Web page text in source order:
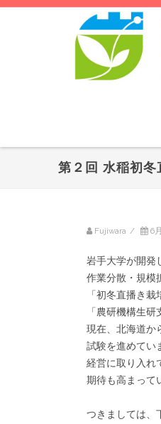
第２回 水稲初冬
Fujiwara / 6
岩手大学が開発
作業分散・規模
「初冬直播き
「農研機構生
現在、北海道か
試験を進めてい
経営に取り入れ
期待も高まって
つきましては、